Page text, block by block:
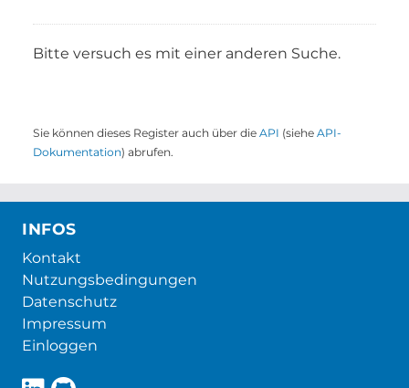
Bitte versuch es mit einer anderen Suche.
Sie können dieses Register auch über die API (siehe API-
Dokumentation) abrufen.
INFOS
Kontakt
Nutzungsbedingungen
Datenschutz
Impressum
Einloggen